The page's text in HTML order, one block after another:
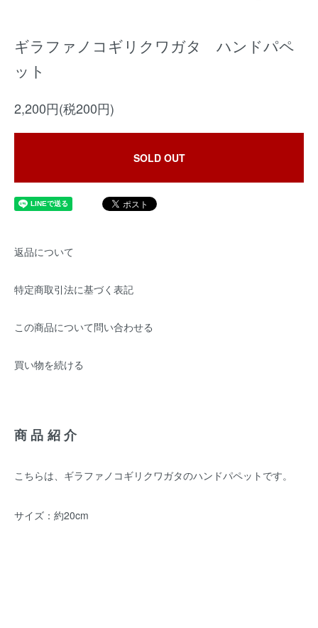
ギラファノコギリクワガタ ハンドパペ
ット
2,200円(税200円)
SOLD OUT
返品について
特定商取引法に基づく表記
この商品について問い合わせる
買い物を続ける
商品紹介
こちらは、ギラファノコギリクワガタのハンドパペットです。
サイズ：約20cm